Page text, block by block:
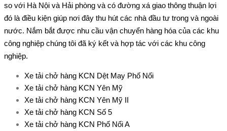
so với Hà Nội và Hải phòng và có đường xá giao thông thuận lợi
đó là điều kiện giúp nơi đây thu hút các nhà đầu tư trong và ngoài
nước. Nắm bắt được nhu cầu vận chuyển hàng hóa của các khu
công nghiệp chúng tôi đã ký kết và hợp tác với các khu công
nghiệp.
Xe tải chở hàng KCN Dệt May Phố Nối
Xe tải chở hàng KCN Yên Mỹ
Xe tải chở hàng KCN Yên Mỹ II
Xe tải chở hàng KCN Số 5
Xe tải chở hàng KCN Phố Nối A